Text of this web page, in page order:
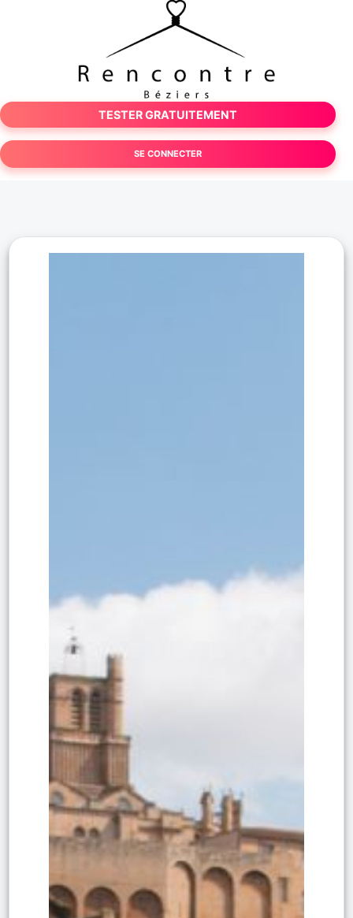
TESTER GRATUITEMENT
SE CONNECTER